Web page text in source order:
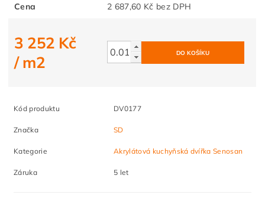
Cena 2 687,60 Kč bez DPH
3 252 Kč
/ m2
Kód produktu DV0177
Značka SD
Kategorie Akrylátová kuchyňská dvířka Senosan
Záruka 5 let